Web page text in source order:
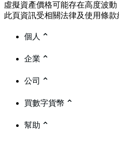
虛擬資產價格可能存在高度波
此頁資訊受相關法律及使用條款
個人
企業
公司
買數字貨幣
幫助